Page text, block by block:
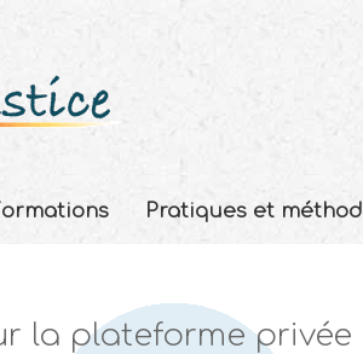
Pratiques et
la plateforme